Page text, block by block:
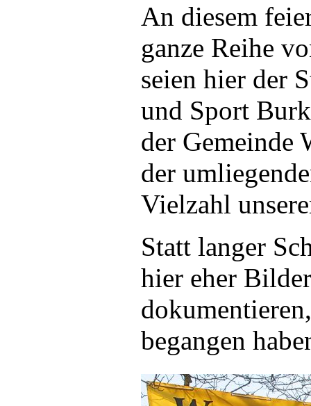
An diesem
ganze Reihe
seien hier der
und Sport
der Gemeinde
der
Vielzahl
Statt langer
hier eher
begangen